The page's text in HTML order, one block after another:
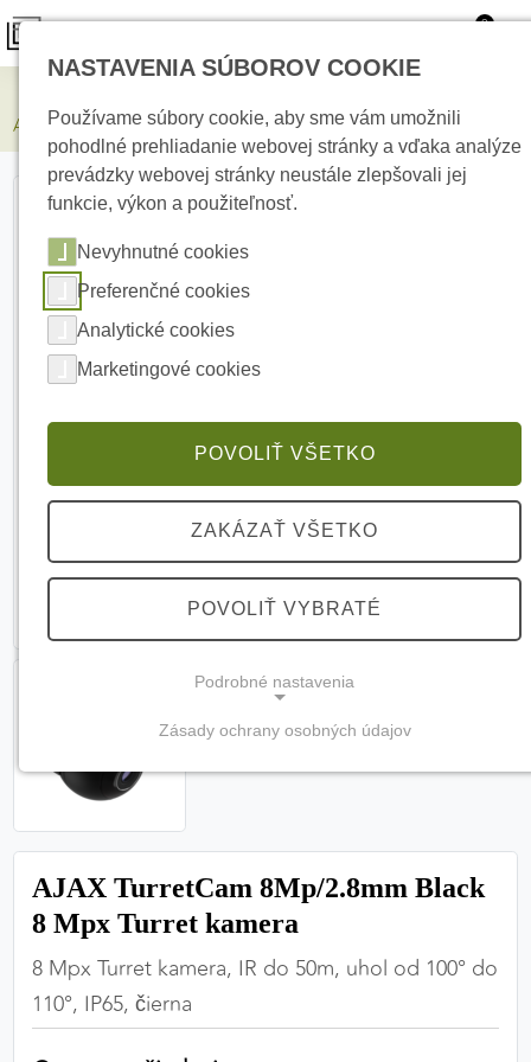
0
AJAX TurretCam 8Mp/2.8mm Black 8 Mpx Turret kamera
AJAX TurretCam 8Mp/2.8mm Black
8 Mpx Turret kamera
8 Mpx Turret kamera, IR do 50m, uhol od 100° do
110°, IP65, čierna
NASTAVENIA SÚBOROV COOKIE
Používame súbory cookie, aby sme vám umožnili
pohodlné prehliadanie webovej stránky a vďaka analýze
prevádzky webovej stránky neustále zlepšovali jej
funkcie, výkon a použiteľnosť.
Nevyhnutné cookies
Preferenčné cookies
Analytické cookies
Marketingové cookies
POVOLIŤ VŠETKO
ZAKÁZAŤ VŠETKO
POVOLIŤ VYBRATÉ
Podrobné nastavenia
(vždy aktívne, nemožno vypnúť)
Tieto cookies sú potrebné na správne fungovanie
zabezpečiť jej plnú funkčnosť.
Zásady ochrany osobných údajov